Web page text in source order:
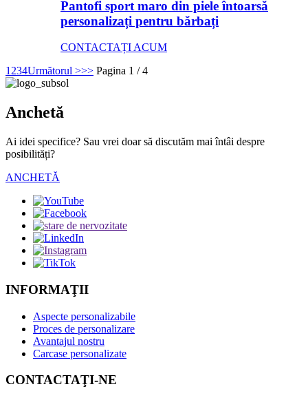
Pantofi sport maro din piele întoarsă
personalizați pentru bărbați
CONTACTAȚI ACUM
1 234Următorul >>> Pagina 1 / 4
Anchetă
Ai idei specifice? Sau vrei doar să discutăm mai întâi despre
posibilități?
ANCHETĂ
INFORMAŢII
Aspecte personalizabile
Proces de personalizare
Avantajul nostru
Carcase personalizate
CONTACTAŢI-NE